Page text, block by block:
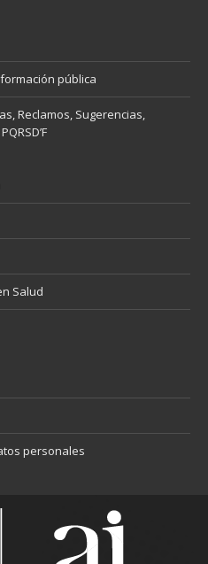
pública
Reclamos, Sugerencias,
Salud
personales